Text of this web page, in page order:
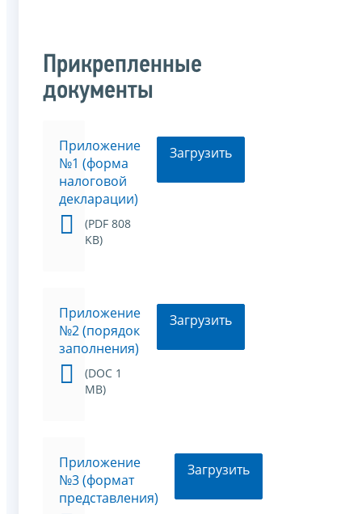
Прикрепленные
документы
Приложение
№1 (форма
налоговой
декларации)
(PDF 808
KB)
Загрузить
Приложение
№2 (порядок
заполнения)
(DOC 1
MB)
Загрузить
Приложение
№3 (формат
представления)
Загрузить